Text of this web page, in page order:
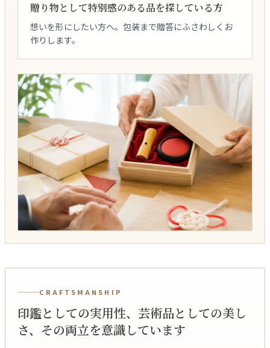
贈り物として特別感のある品を探している方
想いを形にしたい方へ。包装まで贈答にふさわしくお
作りします。
CRAFTSMANSHIP
印鑑としての実用性、芸術品としての美し
さ、その両立を意識しています